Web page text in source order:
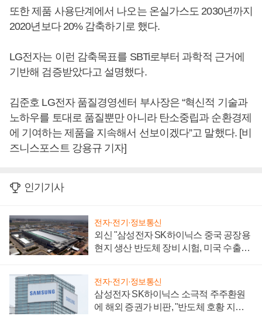
또한 제품 사용단계에서 나오는 온실가스도 2030년까지
2020년보다 20% 감축하기로 했다.
LG전자는 이런 감축목표를 SBTi로부터 과학적 근거에
기반해 검증받았다고 설명했다.
김준호 LG전자 품질경영센터 부사장은 “혁신적 기술과
노하우를 토대로 품질뿐만 아니라 탄소중립과 순환경제
에 기여하는 제품을 지속해서 선보이겠다”고 말했다. [비
즈니스포스트 강용규 기자]
인기기사
전자·전기·정보통신
외신 "삼성전자 SK하이닉스 중국 공장용
현지 생산 반도체 장비 시험, 미국 수출통
전자·전기·정보통신
삼성전자 SK하이닉스 소극적 주주환원
에 해외 증권가 비판, "반도체 호황 지속